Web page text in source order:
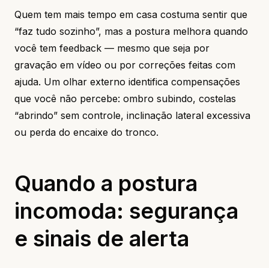
Quem tem mais tempo em casa costuma sentir que
“faz tudo sozinho”, mas a postura melhora quando
você tem feedback — mesmo que seja por
gravação em vídeo ou por correções feitas com
ajuda. Um olhar externo identifica compensações
que você não percebe: ombro subindo, costelas
“abrindo” sem controle, inclinação lateral excessiva
ou perda do encaixe do tronco.
Quando a postura
incomoda: segurança
e sinais de alerta